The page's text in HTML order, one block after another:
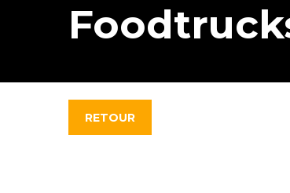
RETOUR